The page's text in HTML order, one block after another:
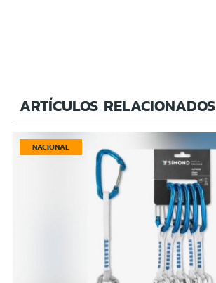
ARTÍCULOS RELACIONADOS
NACIONAL